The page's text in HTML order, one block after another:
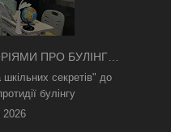
ПРО БУЛІНГ
КИЄВІ секретів" до
булінгу
2026